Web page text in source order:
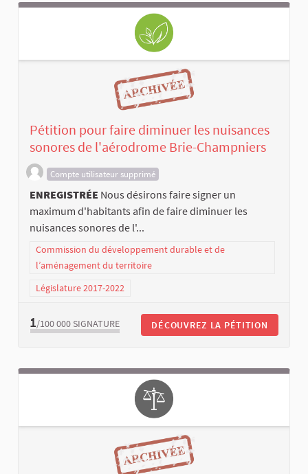
Pétition pour faire diminuer les nuisances
sonores de l'aérodrome Brie-Champniers
Compte utilisateur supprimé
ENREGISTRÉE Nous désirons faire signer un
maximum d'habitants afin de faire diminuer les
nuisances sonores de l'...
Commission du développement durable et de
l’aménagement du territoire
Législature 2017-2022
1/100 000 SIGNATURE DÉCOUVREZ LA PÉTITION